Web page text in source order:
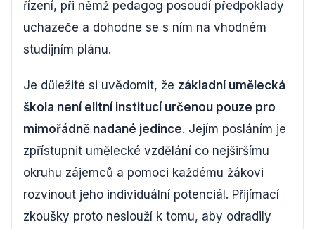
řízení, při němž pedagog posoudí předpoklady
uchazeče a dohodne se s ním na vhodném
studijním plánu.
Je důležité si uvědomit, že základní umělecká
škola není elitní institucí určenou pouze pro
mimořádně nadané jedince. Jejím posláním je
zpřístupnit umělecké vzdělání co nejširšímu
okruhu zájemců a pomoci každému žákovi
rozvinout jeho individuální potenciál. Přijímací
zkoušky proto neslouží k tomu, aby odradily